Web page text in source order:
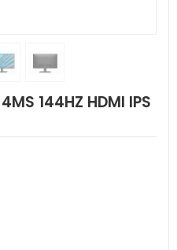
144HZ HDMI IPS